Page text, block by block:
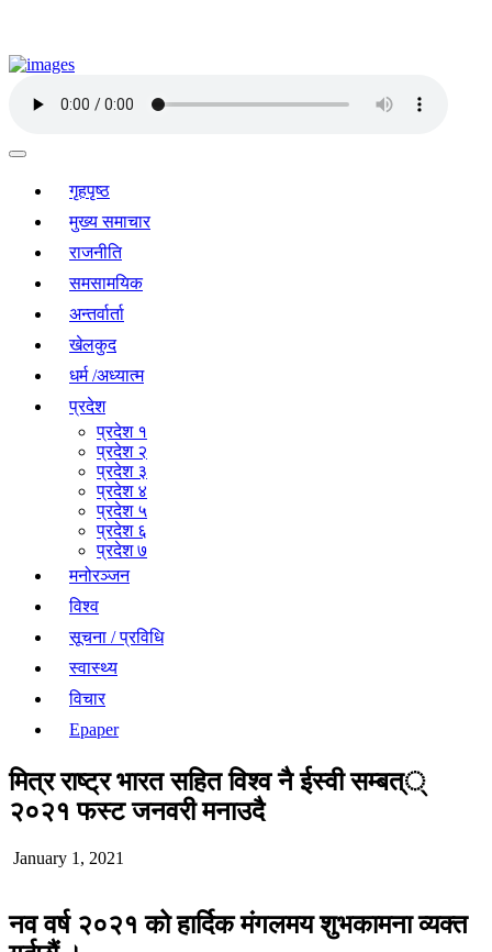
गृहपृष्ठ
मुख्य समाचार
राजनीति
समसामयिक
अन्तर्वार्ता
खेलकुद
धर्म /अध्यात्म
प्रदेश
प्रदेश १
प्रदेश २
प्रदेश ३
प्रदेश ४
प्रदेश ५
प्रदेश ६
प्रदेश ७
मनोरञ्जन
विश्व
सूचना / प्रविधि
स्वास्थ्य
विचार
Epaper
मित्र राष्ट्र भारत सहित विश्व नै ईस्वी सम्बत््
२०२१ फस्ट जनवरी मनाउदै
January 1, 2021
नव वर्ष २०२१ को हार्दिक मंगलमय शुभकामना व्यक्त